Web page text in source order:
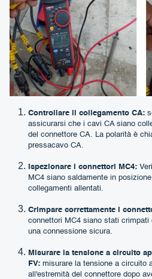
Controllare il collegamento CA:
assicurarsi che i cavi CA siano
del connettore CA. La polarità è
pressacavo CA.
Ispezionare i connettori MC4:
MC4 siano saldamente in
collegamenti allentati.
Crimpare correttamente i
connettori MC4 siano stati crimpati
una connessione sicura.
Misurare la tensione a circuito
FV: misurare la tensione a circuito
all'estremità del connettore dopo